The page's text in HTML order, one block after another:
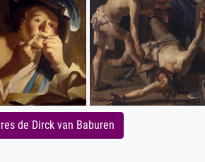
de Dirck van Baburen